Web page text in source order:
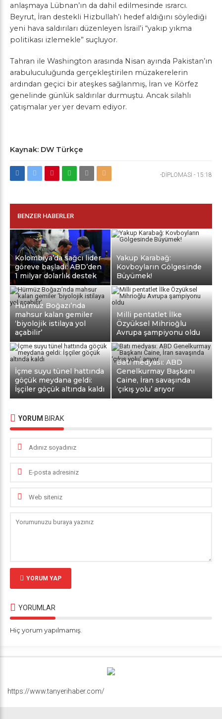
anlaşmaya Lübnan’ın da dahil edilmesinde ısrarcı.
Beyrut, İran destekli Hizbullah’ı hedef aldığını söylediği
yeni hava saldırıları düzenleyen İsrail’i “yakıp yıkma
politikası izlemekle” suçluyor.
Tahran ile Washington arasında Nisan ayında Pakistan’ın
arabuluculuğunda gerçekleştirilen müzakerelerin
ardından geçici bir ateşkes sağlanmış, İran ve Körfez
genelinde günlük saldırılar durmuştu. Ancak silahlı
çatışmalar yer yer devam ediyor.
Kaynak: DW Türkçe
-DİPLOMASİ - 15:18
BENZER HABERLER
Kolombiya’da sağcı lider
göreve başladı: ABD’den
1 milyar dolarlık destek
Yakup Karabağ:
Kovboyların Gölgesinde
Büyümek!
Hürmüz Boğazı’nda
mahsur kalan gemiler
‘biyolojik istilaya yol
açabilir’
Milli pentatlet İlke
Özyüksel Mihrioğlu
Avrupa şampiyonu oldu
İçme suyu tünel hattında
göçük meydana geldi:
İşçiler göçük altında kaldı
Batı medyası: ABD
Genelkurmay Başkanı
Caine, İran savaşında
‘çıkış yolu’ arıyor
YORUM BIRAK
YORUM YAP
YORUMLAR
Hiç yorum yapılmamış.
https://www.tanyerihaber.com/